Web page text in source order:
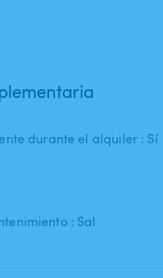
durante el alquiler : Sí
: Sal